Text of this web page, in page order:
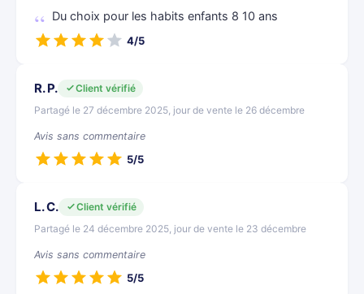
Du choix pour les habits enfants 8 10 ans
4/5
R. P.
Client vérifié
Partagé le 27 décembre 2025, jour de vente le 26 décembre
Avis sans commentaire
5/5
L. C.
Client vérifié
Partagé le 24 décembre 2025, jour de vente le 23 décembre
Avis sans commentaire
5/5